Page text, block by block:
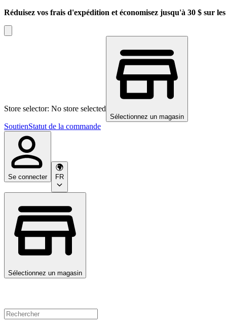
Réduisez vos frais d'expédition et économisez jusqu'à 30 $ sur
Store selector: No store selected
Sélectionnez un magasin
SoutienStatut de la commande
Se connecter FR
Sélectionnez un magasin